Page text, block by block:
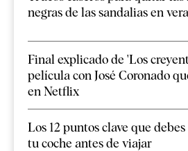
negras de las sandalias en
Final explicado de 'Los
película con José Coronado
en Netflix
Los 12 puntos clave que
tu coche antes de viajar